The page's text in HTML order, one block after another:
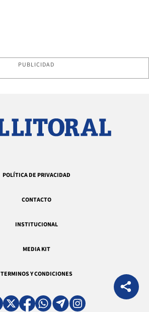
PUBLICIDAD
POLÍTICA DE PRIVACIDAD
CONTACTO
INSTITUCIONAL
MEDIA KIT
TERMINOS Y CONDICIONES